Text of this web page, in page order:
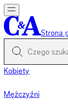
Strona
Kobiety
Mężczyźni